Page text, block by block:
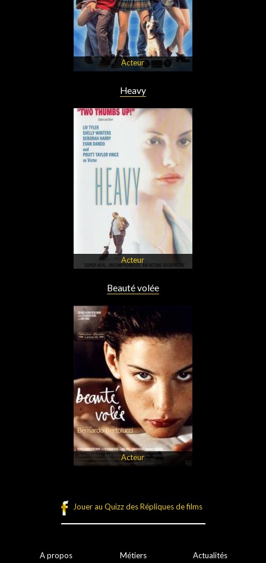
Acteur
Heavy
Acteur
Beauté volée
Acteur
Jouer au Quizz des Répliques de films
A propos Métiers Actualités